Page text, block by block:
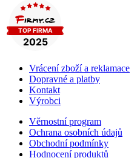
Vrácení zboží a reklamace
Dopravné a platby
Kontakt
Výrobci
Věrnostní program
Ochrana osobních údajů
Obchodní podmínky
Hodnocení produktů